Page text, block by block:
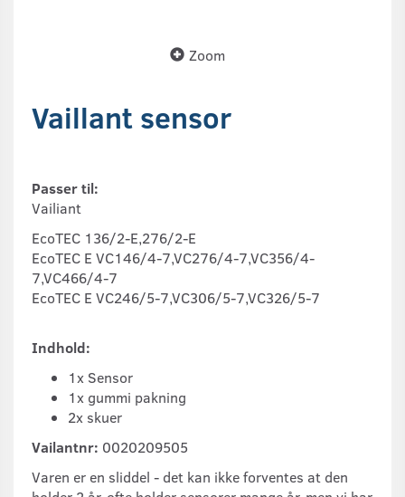
Zoom
Vaillant sensor
Passer til:
Vailiant
EcoTEC 136/2-E,276/2-E
EcoTEC E VC146/4-7,VC276/4-7,VC356/4-
7,VC466/4-7
EcoTEC E VC246/5-7,VC306/5-7,VC326/5-7
Indhold:
1x Sensor
1x gummi pakning
2x skuer
Vailantnr: 0020209505
Varen er en sliddel - det kan ikke forventes at den